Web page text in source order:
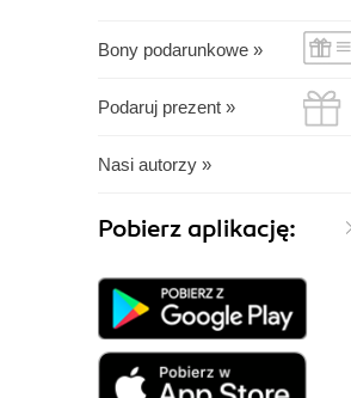
Bony podarunkowe »
Podaruj prezent »
Nasi autorzy »
Pobierz aplikację: